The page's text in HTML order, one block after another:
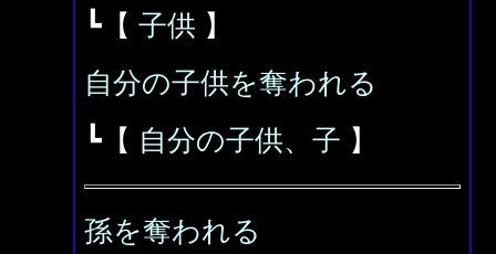
┗【 子供 】
自分の子供を奪われる
┗【 自分の子供、子 】
孫を奪われる